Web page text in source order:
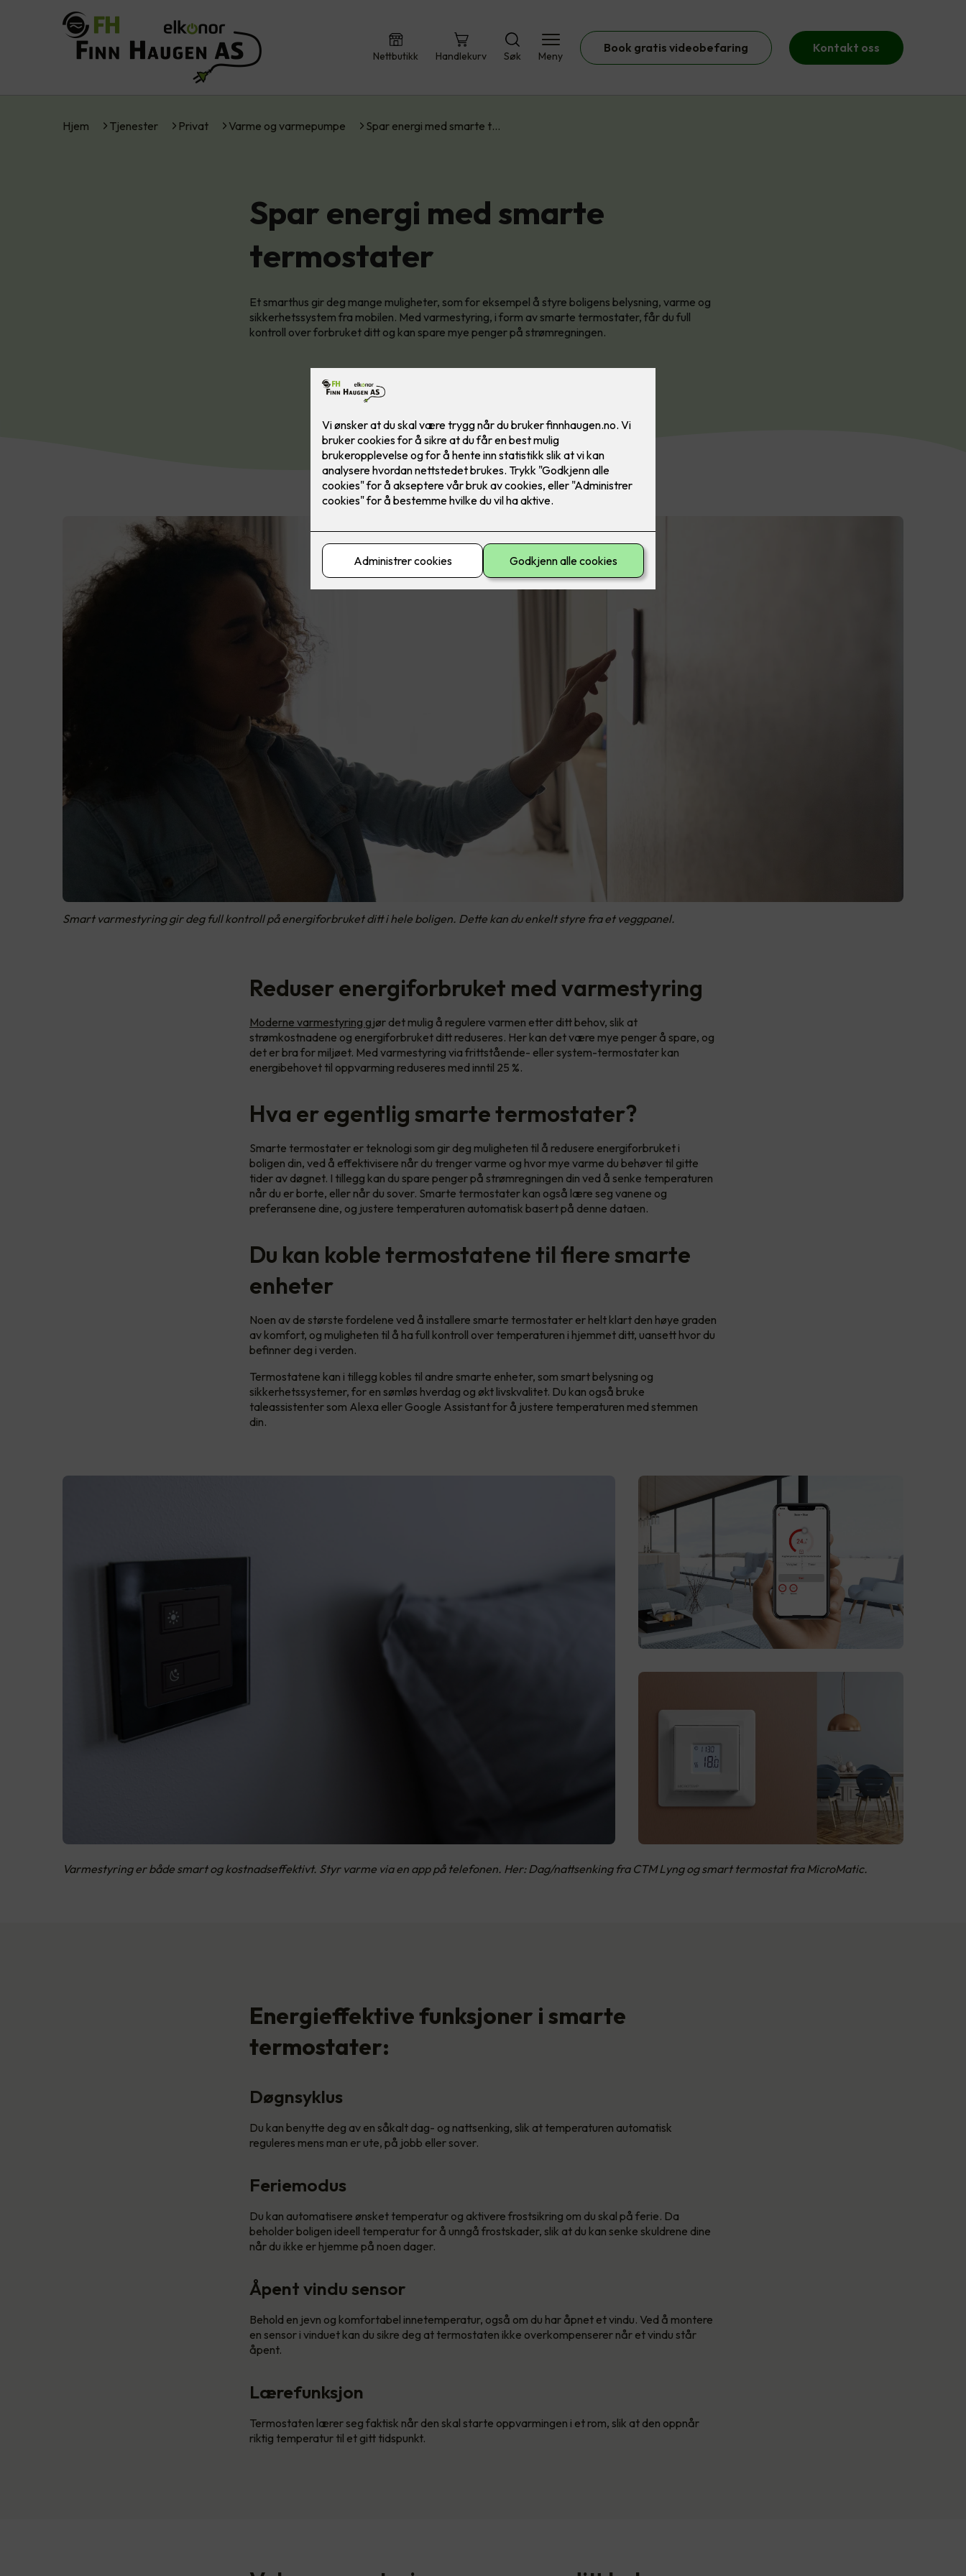
Nettbutikk Handlekurv Søk Meny
Book gratis videobefaring Kontakt oss
Hjem Tjenester Privat Varme og varmepumpe Spar energi med smarte t…
Spar energi med smarte
termostater
Et smarthus gir deg mange muligheter, som for eksempel å styre boligens belysning, varme og
sikkerhetssystem fra mobilen. Med varmestyring, i form av smarte termostater, får du full
kontroll over forbruket ditt og kan spare mye penger på strømregningen.
Smart varmestyring gir deg full kontroll på energiforbruket ditt i hele boligen. Dette kan du enkelt styre fra et veggpanel.
Reduser energiforbruket med varmestyring
Moderne varmestyring gjør det mulig å regulere varmen etter ditt behov, slik at
strømkostnadene og energiforbruket ditt reduseres. Her kan det være mye penger å spare, og
det er bra for miljøet. Med varmestyring via frittstående- eller system-termostater kan
energibehovet til oppvarming reduseres med inntil 25 %.
Hva er egentlig smarte termostater?
Smarte termostater er teknologi som gir deg muligheten til å redusere energiforbruket i
boligen din, ved å effektivisere når du trenger varme og hvor mye varme du behøver til gitte
tider av døgnet. I tillegg kan du spare penger på strømregningen din ved å senke temperaturen
når du er borte, eller når du sover. Smarte termostater kan også lære seg vanene og
preferansene dine, og justere temperaturen automatisk basert på denne dataen.
Du kan koble termostatene til flere smarte
enheter
Noen av de største fordelene ved å installere smarte termostater er helt klart den høye graden
av komfort, og muligheten til å ha full kontroll over temperaturen i hjemmet ditt, uansett hvor du
befinner deg i verden.
Termostatene kan i tillegg kobles til andre smarte enheter, som smart belysning og
sikkerhetssystemer, for en sømløs hverdag og økt livskvalitet. Du kan også bruke
taleassistenter som Alexa eller Google Assistant for å justere temperaturen med stemmen
din.
Varmestyring er både smart og kostnadseffektivt. Styr varme via en app på telefonen. Her: Dag/nattsenking fra CTM Lyng og smart termostat fra MicroMatic.
Energieffektive funksjoner i smarte
termostater:
Døgnsyklus
Du kan benytte deg av en såkalt dag- og nattsenking, slik at temperaturen automatisk
reguleres mens man er ute, på jobb eller sover.
Feriemodus
Du kan automatisere ønsket temperatur og aktivere frostsikring om du skal på ferie. Da
beholder boligen ideell temperatur for å unngå frostskader, slik at du kan senke skuldrene dine
når du ikke er hjemme på noen dager.
Åpent vindu sensor
Behold en jevn og komfortabel innetemperatur, også om du har åpnet et vindu. Ved å montere
en sensor i vinduet kan du sikre deg at termostaten ikke overkompenserer når et vindu står
åpent.
Lærefunksjon
Termostaten lærer seg faktisk når den skal starte oppvarmingen i et rom, slik at den oppnår
riktig temperatur til et gitt tidspunkt.